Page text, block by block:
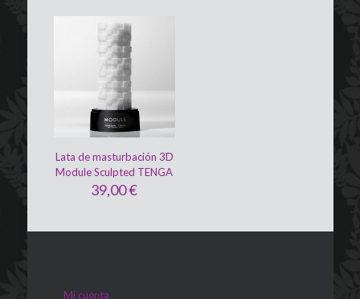
Lata de masturbación 3D
Module Sculpted TENGA
39,00€
Mi cuenta